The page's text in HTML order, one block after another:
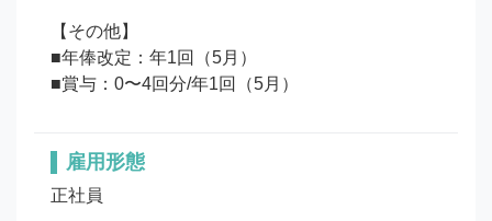
【その他】
■年俸改定：年1回（5月）
■賞与：0〜4回分/年1回（5月）
雇用形態
正社員